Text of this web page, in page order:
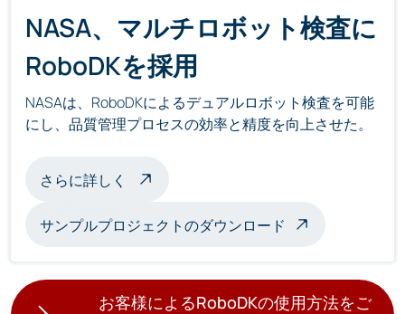
NASA、マルチロボット検査に
RoboDKを採用
NASAは、RoboDKによるデュアルロボット検査を可能
にし、品質管理プロセスの効率と精度を向上させた。
さらに詳しく マルチロボット検査について
サンプルプロジェクトのダウンロード
お客様によるRoboDKの使用方法をご